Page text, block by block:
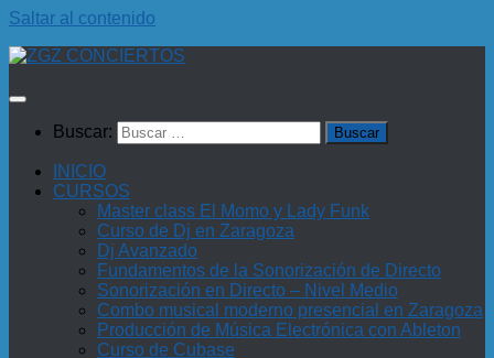
Saltar al contenido
Buscar:
INICIO
CURSOS
Master class El Momo y Lady Funk
Curso de Dj en Zaragoza
Dj Avanzado
Fundamentos de la Sonorización de Directo
Sonorización en Directo – Nivel Medio
Combo musical moderno presencial en Zaragoza
Producción de Música Electrónica con Ableton
Curso de Cubase